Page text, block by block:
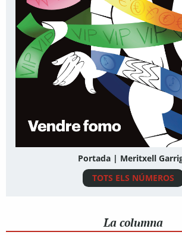
Portada | Meritxell
TOTS ELS NÚMEROS
La columna